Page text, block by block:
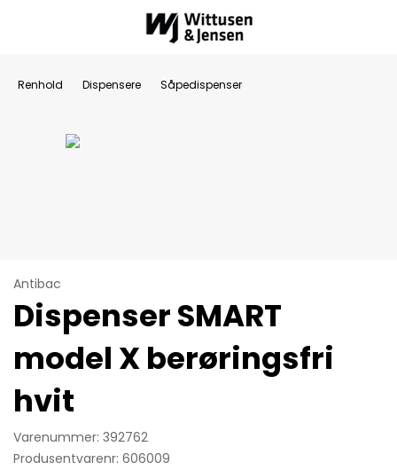
Renhold Dispensere Såpedispenser
Antibac
Dispenser SMART
model X berøringsfri
hvit
Varenummer: 392762
Produsentvarenr: 606009